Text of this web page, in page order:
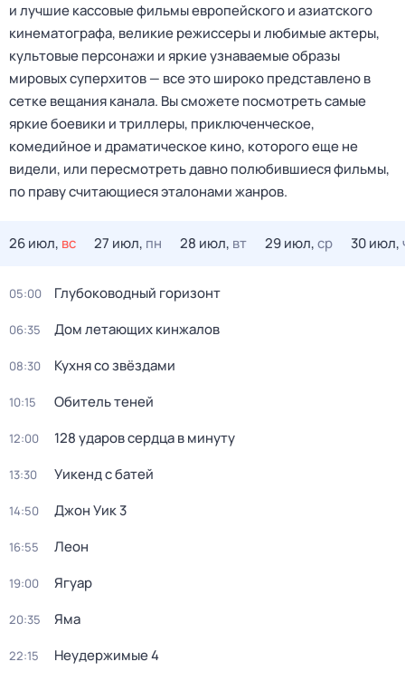
и лучшие кассовые фильмы европейского и азиатского
кинематографа, великие режиссеры и любимые актеры,
культовые персонажи и яркие узнаваемые образы
мировых суперхитов — все это широко представлено в
сетке вещания канала. Вы сможете посмотреть самые
яркие боевики и триллеры, приключенческое,
комедийное и драматическое кино, которого еще не
видели, или пересмотреть давно полюбившиеся фильмы,
по праву считающиеся эталонами жанров.
26 июл, вс 27 июл, пн 28 июл, вт 29 июл,ср 30 июл,
05:00 Глубоководный горизонт
06:35 Дом летающих кинжалов
08:30 Кухня со звёздами
10:15 Обитель теней
12:00 128 ударов сердца в минуту
13:30 Уикенд с батей
14:50 Джон Уик 3
16:55 Леон
19:00 Ягуар
20:35 Яма
22:15 Неудержимые 4